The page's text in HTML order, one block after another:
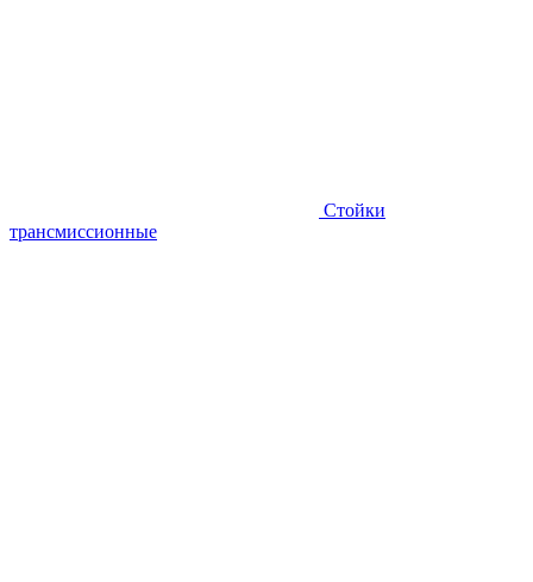
Стойки
трансмиссионные